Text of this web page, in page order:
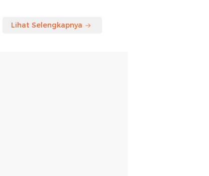
Lihat Selengkapnya